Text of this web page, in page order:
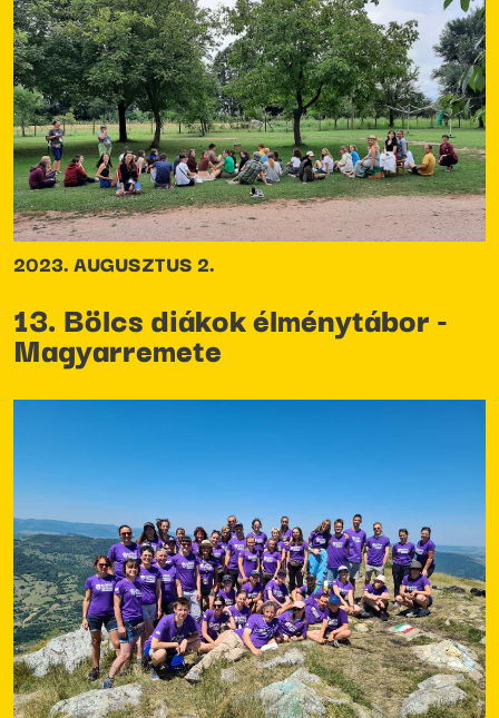
2023. AUGUSZTUS 2.
13. Bölcs diákok élménytábor -
Magyarremete